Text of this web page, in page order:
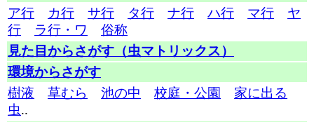
ア行
カ行 サ行 タ行 ナ行 ハ行 マ行
ヤ
行
ラ行・ワ
俗称
見た目からさがす（虫マトリックス）
環境からさがす
樹液
草むら 池の中 校庭・公園
家に出る
虫..